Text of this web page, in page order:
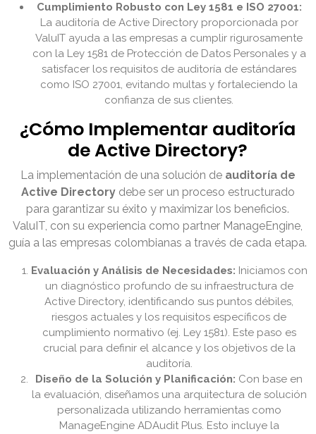
Cumplimiento Robusto con Ley 1581 e ISO 27001:
La auditoría de Active Directory proporcionada por
ValuIT ayuda a las empresas a cumplir rigurosamente
con la Ley 1581 de Protección de Datos Personales y a
satisfacer los requisitos de auditoría de estándares
como ISO 27001, evitando multas y fortaleciendo la
confianza de sus clientes.
¿Cómo Implementar auditoría
de Active Directory?
La implementación de una solución de auditoría de
Active Directory debe ser un proceso estructurado
para garantizar su éxito y maximizar los beneficios.
ValuIT, con su experiencia como partner ManageEngine,
guía a las empresas colombianas a través de cada etapa.
Evaluación y Análisis de Necesidades: Iniciamos con
un diagnóstico profundo de su infraestructura de
Active Directory, identificando sus puntos débiles,
riesgos actuales y los requisitos específicos de
cumplimiento normativo (ej. Ley 1581). Este paso es
crucial para definir el alcance y los objetivos de la
auditoría.
Diseño de la Solución y Planificación: Con base en
la evaluación, diseñamos una arquitectura de solución
personalizada utilizando herramientas como
ManageEngine ADAudit Plus. Esto incluye la